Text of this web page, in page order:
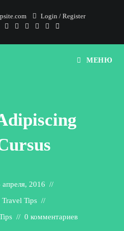
Login / Register
МЕНЮ
апреля, 2016
Travel Tips
0 комментариев